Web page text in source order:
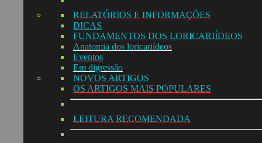
RELATÓRIOS E INFORMAÇÕES
DICAS
FUNDAMENTOS DOS LORICARIÍDEOS
Anatomia dos loricariídeos
Eventos
Em digressão
NOVOS ARTIGOS
OS ARTIGOS MAIS POPULARES
LEITURA RECOMENDADA